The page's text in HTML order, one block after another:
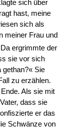
sich über
hast, meine
sich als
meiner Frau und
ergrimmte der
sie vor sich
gethan?« Sie
zu erzählen.
Als sie mit
dass sie
er das
Schwänze von